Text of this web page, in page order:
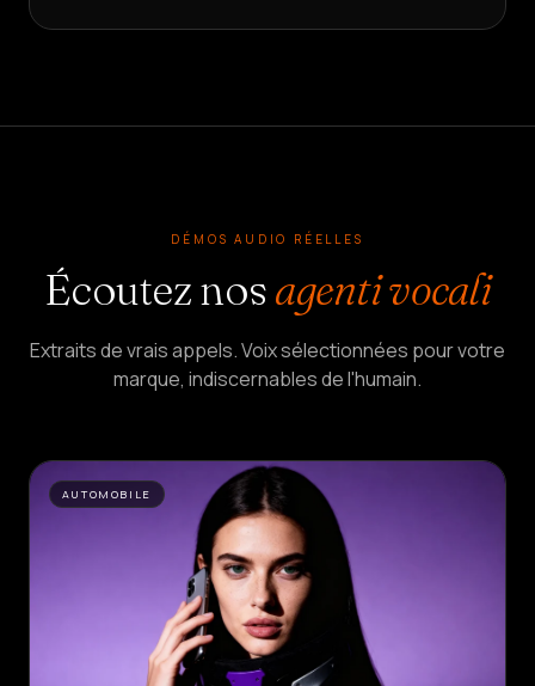
DÉMOS AUDIO RÉELLES
Écoutez nosagenti vocali
Extraits de vrais appels. Voix sélectionnées pour votre
marque, indiscernables de l'humain.
AUTOMOBILE